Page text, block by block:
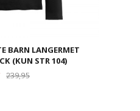
BARN LANGERMET
(KUN STR 104)
239,95Rabatt